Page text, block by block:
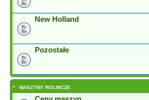
New Holland
Pozostałe
- MASZYNY ROLNICZE